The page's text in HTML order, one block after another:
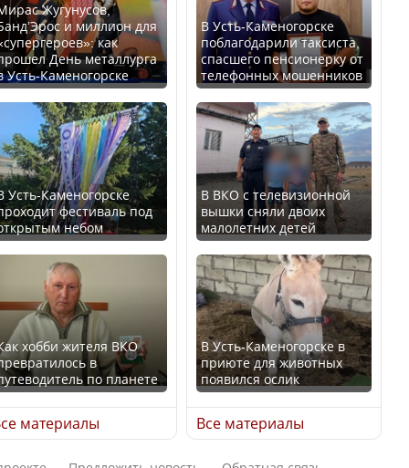
Казахстане стало
получить
на
медицинские
обследования
Орталық Азия
елдері арасында әл-ауқат
индексінде көш бастады
возглавил
благополучия
стран Центральной
В России введены
дополнительные
ограничения для
казахстанских прав
Трамп официально
вступил в должность
президента США
Луну признали объектом
культурного наследия,
находящегося под
угрозой исчезновения
Жугунусов,
и миллион для
как
День металлурга
Усть-Каменогорске
Усть-Каменогорске
фестиваль под
небом
хобби жителя ВКО
в
по планете
материалы
В Усть-Каменогорске
поблагодарили таксиста,
спасшего пенсионерку от
телефонных мошенников
В ВКО с телевизионной
вышки сняли двоих
малолетних детей
В Усть-Каменогорске в
приюте для животных
появился ослик
Все материалы